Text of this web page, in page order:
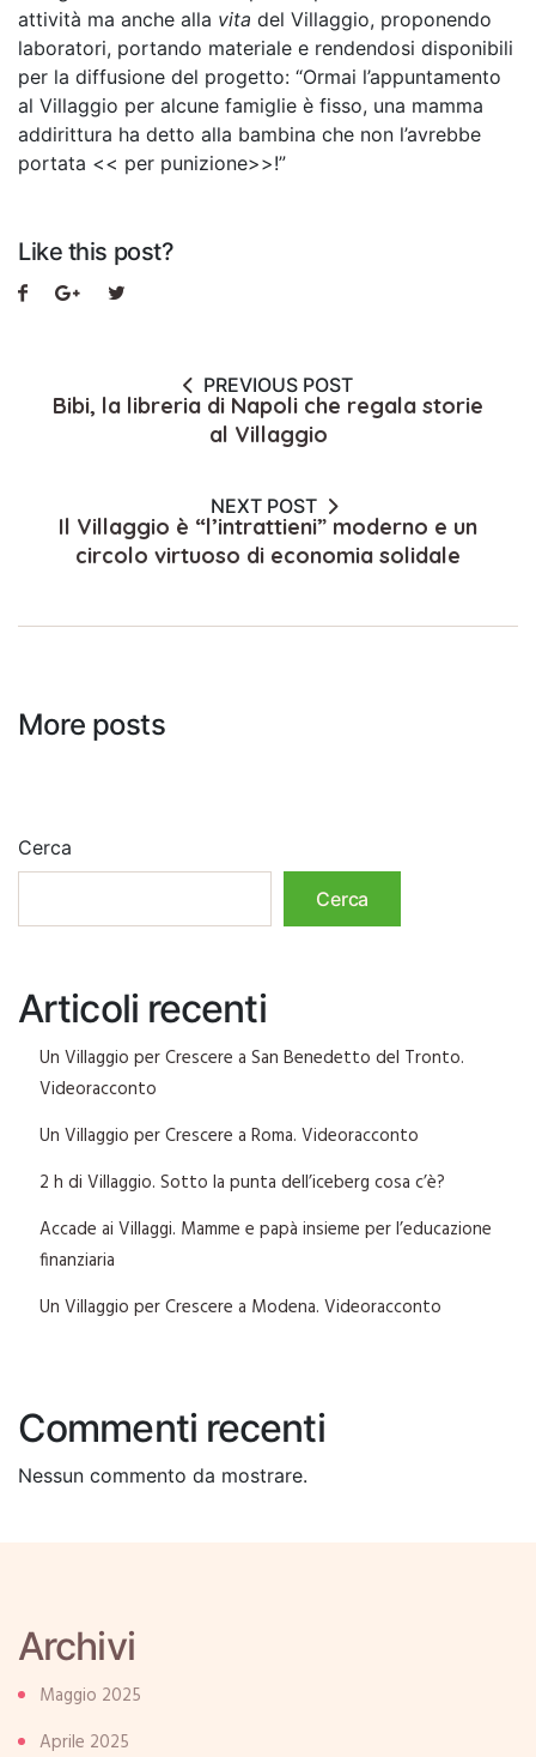
attività ma anche alla vita del Villaggio, proponendo
laboratori, portando materiale e rendendosi disponibili
per la diffusione del progetto: “Ormai l’appuntamento
al Villaggio per alcune famiglie è fisso, una mamma
addirittura ha detto alla bambina che non l’avrebbe
portata << per punizione>>!”
Like this post?
PREVIOUS POST
Bibi, la libreria di Napoli che regala storie
al Villaggio
NEXT POST
Il Villaggio è “l’intrattieni” moderno e un
circolo virtuoso di economia solidale
More posts
Cerca
Cerca
Articoli recenti
Un Villaggio per Crescere a San Benedetto del Tronto.
Videoracconto
Un Villaggio per Crescere a Roma. Videoracconto
2 h di Villaggio. Sotto la punta dell’iceberg cosa c’è?
Accade ai Villaggi. Mamme e papà insieme per l’educazione
finanziaria
Un Villaggio per Crescere a Modena. Videoracconto
Commenti recenti
Nessun commento da mostrare.
Archivi
Maggio 2025
Aprile 2025